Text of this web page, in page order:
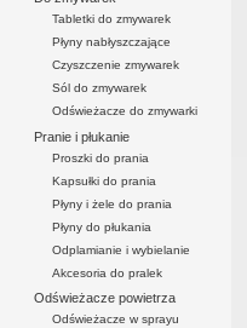
Tabletki do zmywarek
Płyny nabłyszczające
Czyszczenie zmywarek
Sól do zmywarek
Odświeżacze do zmywarki
Pranie i płukanie
Proszki do prania
Kapsułki do prania
Płyny i żele do prania
Płyny do płukania
Odplamianie i wybielanie
Akcesoria do pralek
Odświeżacze powietrza
Odświeżacze w sprayu